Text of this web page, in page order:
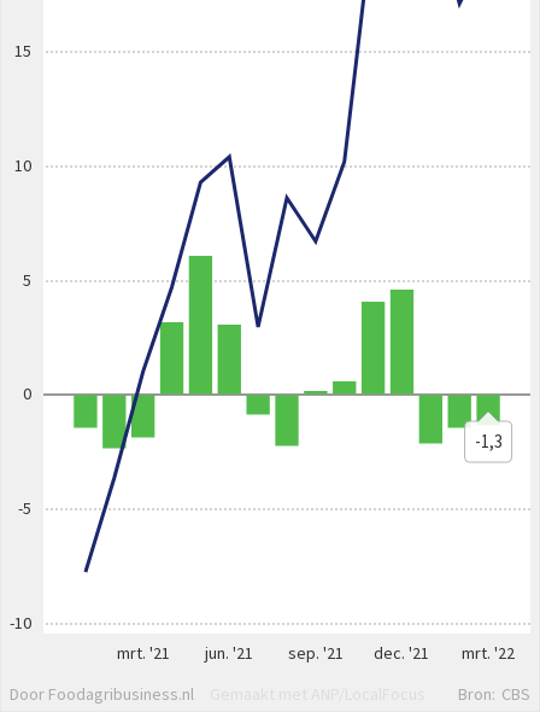
mrt. '22
dec. '21
sep. '21
jun. '21
mrt. '21
-10
-5
0
5
10
15
Bron: CBS
Door Foodagribusiness.nl
-1,3